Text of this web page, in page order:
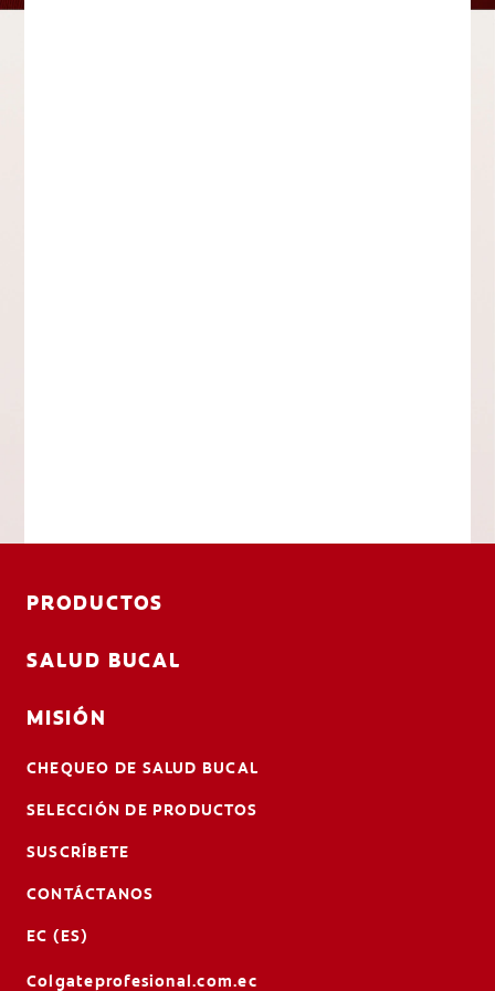
PRODUCTOS
SALUD BUCAL
MISIÓN
CHEQUEO DE SALUD BUCAL
SELECCIÓN DE PRODUCTOS
SUSCRÍBETE
CONTÁCTANOS
EC (ES)
Colgateprofesional.com.ec